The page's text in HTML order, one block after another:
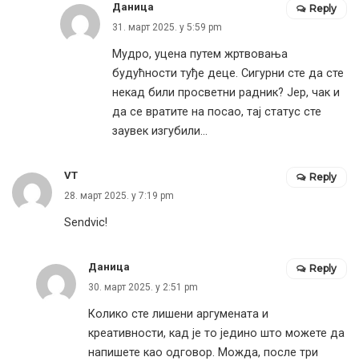
Даница
31. март 2025. у 5:59 pm
Мудро, уцена путем жртвовања
будућности туђе деце. Сигурни сте да сте
некад били просветни радник? Јер, чак и
да се вратите на посао, тај статус сте
заувек изгубили…
Reply
VT
28. март 2025. у 7:19 pm
Sendvic!
Reply
Даница
30. март 2025. у 2:51 pm
Колико сте лишени аргумената и
креативности, кад је то једино што можете да
напишете као одговор. Можда, после три
Reply